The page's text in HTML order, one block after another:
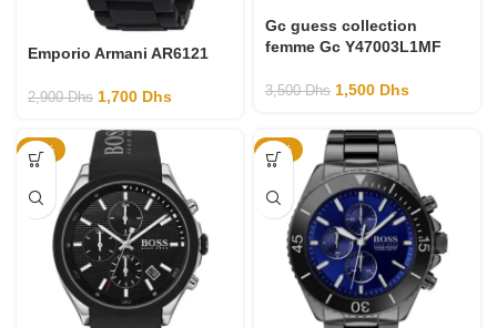
Emporio Armani AR6121
2,900Dhs 1,700 Dhs
Gc guess collection
femme Gc Y47003L1MF
3,500Dhs 1,500 Dhs
-48% -52%